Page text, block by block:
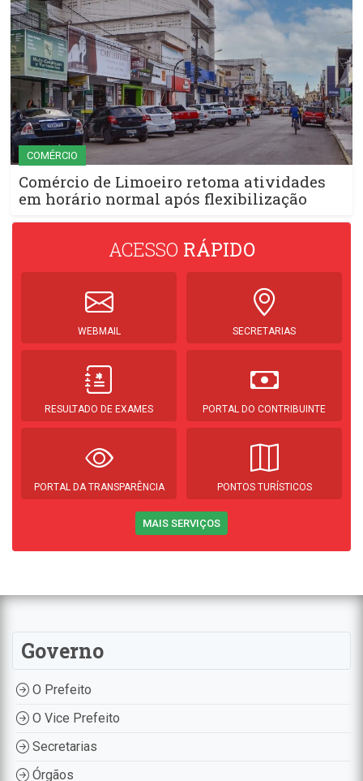
COMÉRCIO
Comércio de Limoeiro retoma atividades
em horário normal após flexibilização
ACESSO RÁPIDO
WEBMAIL SECRETARIAS
RESULTADO DE EXAMES PORTAL DO CONTRIBUINTE
PORTAL DA TRANSPARÊNCIA PONTOS TURÍSTICOS
MAIS SERVIÇOS
Governo
O Prefeito
O Vice Prefeito
Secretarias
Órgãos